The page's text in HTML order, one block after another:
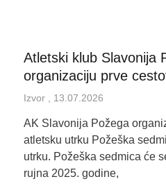
Atletski klub Slavonija
organizaciju prve
Izvor 13.07.2026
AK Slavonija Požega
atletsku utrku Požeška
utrku. Požeška sedmica će
rujna 2025. godine,